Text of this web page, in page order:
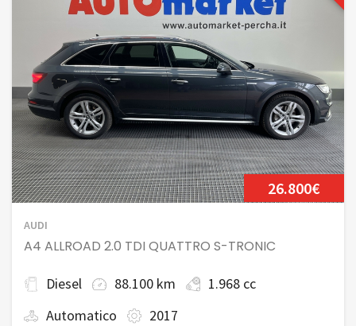
26.800€
AUDI
A4 ALLROAD 2.0 TDI QUATTRO S-TRONIC
Diesel 88.100 km
1.968 cc
Automatico
2017